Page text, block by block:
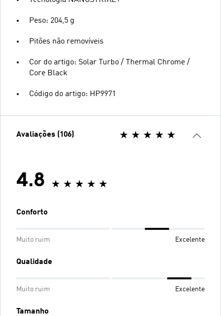
Peso: 204,5 g
Pitões não removíveis
Cor do artigo: Solar Turbo / Thermal Chrome /
Core Black
Código do artigo: HP9971
Avaliações (106)
4.8
Conforto
Muito ruim Excelente
Qualidade
Muito ruim Excelente
Tamanho